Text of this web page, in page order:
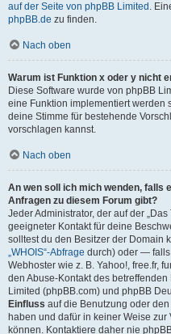
auf der Seite von phpBB Limited .
phpBB.de zu finden.
Nach oben
Warum ist Funktion x oder y nicht
Diese Software wurde von phpBB
eine Funktion implementiert werden
deine Stimme für bestehende
vorschlagen kannst.
Nach oben
An wen soll ich mich wenden, falls
Anfragen zu diesem Forum gibt?
Jeder Administrator, der auf der
geeigneter Kontakt für deine
solltest du den Besitzer der Domain
„WHOIS“-Abfrage durch) oder — falls
Webhoster wie z. B. Yahoo!, free.fr,
den Abuse-Kontakt des
Limited (phpBB.com) und phpBB
Einfluss auf die Benutzung oder
haben und dafür in keiner Weise
können. Kontaktiere daher nie